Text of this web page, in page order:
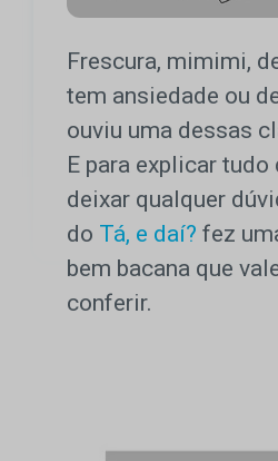
Frescura, mimimi,
tem ansiedade ou
ouviu uma dessas
E para explicar
deixar qualquer
do Tá, e daí? fez
bem bacana que
conferir.